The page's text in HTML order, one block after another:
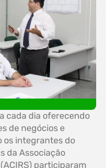
cada dia oferecendo
de negócios e
integrantes do
da Associação
participaram